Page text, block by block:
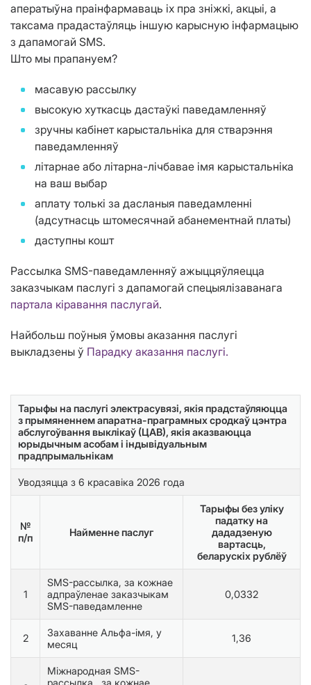
аператыўна праінфармаваць іх пра зніжкі, акцыі, а
таксама прадастаўляць іншую карысную інфармацыю
з дапамогай SMS.
Што мы прапануем?
масавую рассылку
высокую хуткасць дастаўкі паведамленняў
зручны кабінет карыстальніка для стварэння
паведамленняў
літарнае або літарна-лічбавае імя карыстальніка
на ваш выбар
аплату толькі за дасланыя паведамленні
(адсутнасць штомесячнай абанементнай платы)
даступны кошт
Рассылка SMS-паведамленняў ажыццяўляецца
заказчыкам паслугі з дапамогай спецыялізаванага
партала кіравання паслугай.
Найбольш поўныя ўмовы аказання паслугі
выкладзены ў Парадку аказання паслугі.
Тарыфы на паслугі электрасувязі, якія прадстаўляюцца
з прымяненнем апаратна-праграмных сродкаў цэнтра
абслугоўвання выклікаў (ЦАВ), якія аказваюцца
юрыдычным асобам і індывідуальным
прадпрымальнікам
Уводзяцца з 6 красавiка 2026 года
№
п/п
Найменне паслуг
Тарыфы без уліку
падатку на
дададзеную
вартасць,
беларускіх рублёў
1
SMS-рассылка, за кожнае
адпраўленае заказчыкам
SMS-паведамленне
0,0332
2
Захаванне Альфа-імя, у
месяц
1,36
Мiжнародная SMS-